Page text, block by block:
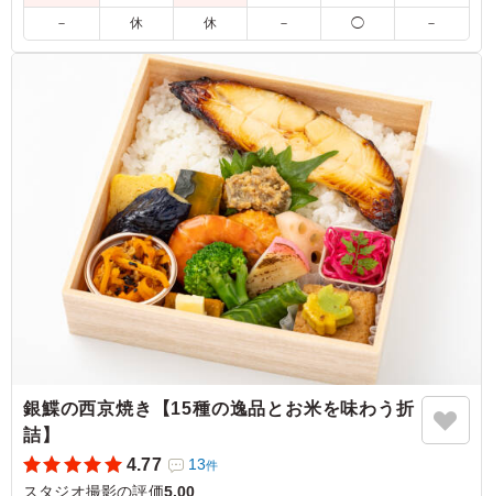
最適です。
鶏肉は塩麹漬けで優しい味付けです。副菜もたくさん入っ
ていて、それぞれおいしくて喜ばれでいました。ごはんも
美味しいです。 バランスよいお弁当でどなたにも喜ばれ
ていました。
ご利用シーン：ロケ・撮影›スタジオ撮影
東京都渋谷区神山町2026/07/09
－ 休 休 － ◯ －
銀鰈の西京焼き【15種の逸品とお米を味わう折
詰】
4.77
13件
スタジオ撮影の評価5.00